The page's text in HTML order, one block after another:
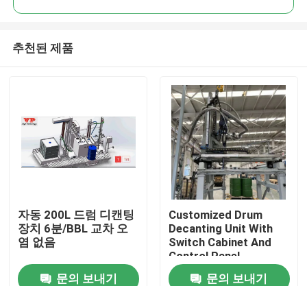
추천된 제품
자동 200L 드럼 디캔팅
장치 6분/BBL 교차 오
염 없음
문의 보내기
Customized Drum
Decanting Unit With
Switch Cabinet And
Control Panel
문의 보내기